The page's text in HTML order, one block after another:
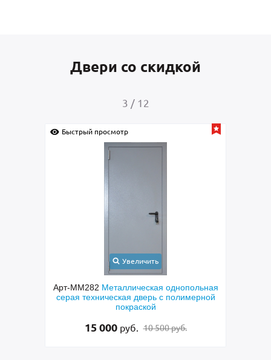
Двери со скидкой
3 / 12
Быстрый просмотр
Увеличить
Арт-ММ282 Металлическая однопольная
серая техническая дверь с полимерной
покраской
15 000 руб. 10 500 руб.